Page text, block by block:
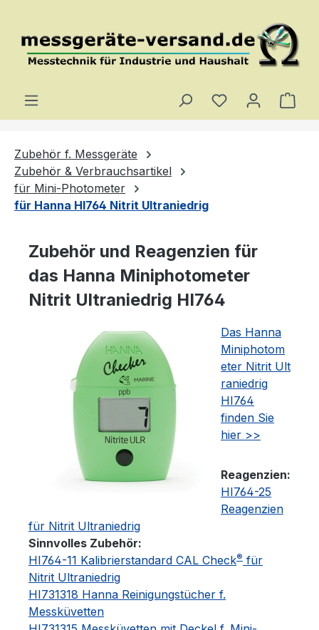
Du hast 0
Zubehör f. Messgeräte
Zubehör & Verbrauchsartikel
für Mini-Photometer
für Hanna HI764 Nitrit Ultraniedrig
Zubehör und Reagenzien für
das Hanna Miniphotometer
Nitrit Ultraniedrig HI764
Das Hanna
Miniphotom
eter Nitrit Ult
raniedrig
HI764
finden Sie
hier >>
Reagenzien:
HI764-25
Reagenzien
für Nitrit Ultraniedrig
Sinnvolles Zubehör:
HI764-11 Kalibrierstandard CAL Check® für
Nitrit Ultraniedrig
HI731318 Hanna Reinigungstücher f.
Messküvetten